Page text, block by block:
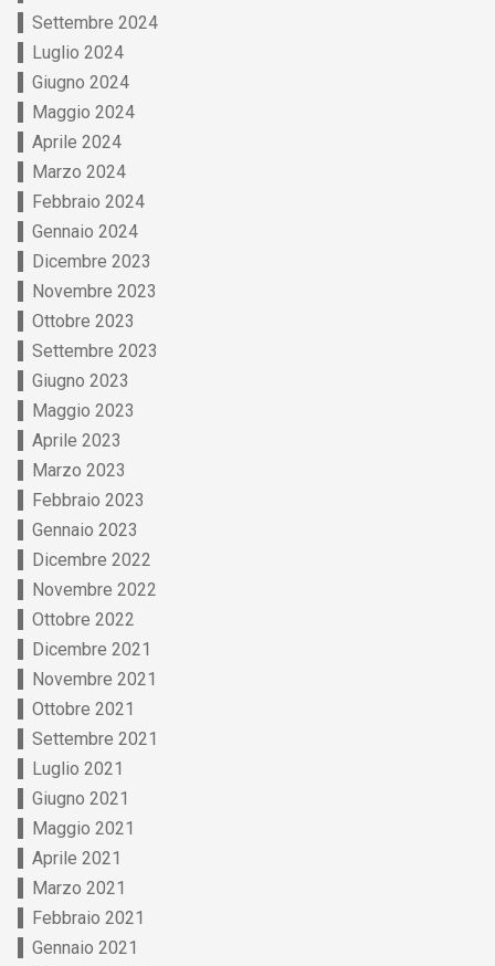
Settembre 2024
Luglio 2024
Giugno 2024
Maggio 2024
Aprile 2024
Marzo 2024
Febbraio 2024
Gennaio 2024
Dicembre 2023
Novembre 2023
Ottobre 2023
Settembre 2023
Giugno 2023
Maggio 2023
Aprile 2023
Marzo 2023
Febbraio 2023
Gennaio 2023
Dicembre 2022
Novembre 2022
Ottobre 2022
Dicembre 2021
Novembre 2021
Ottobre 2021
Settembre 2021
Luglio 2021
Giugno 2021
Maggio 2021
Aprile 2021
Marzo 2021
Febbraio 2021
Gennaio 2021